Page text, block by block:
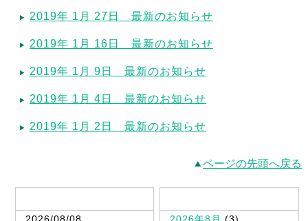
2019年 1月 27日 最新のお知らせ
2019年 1月 16日 最新のお知らせ
2019年 1月 9日 最新のお知らせ
2019年 1月 4日 最新のお知らせ
2019年 1月 2日 最新のお知らせ
ページの先頭へ戻る
2026/08/08
2026年8月 (3)